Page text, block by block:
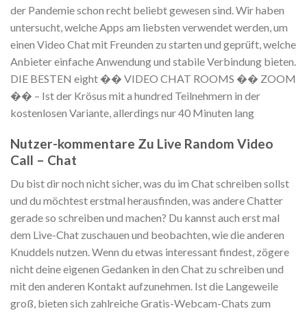
der Pandemie schon recht beliebt gewesen sind. Wir haben
untersucht, welche Apps am liebsten verwendet werden, um
einen Video Chat mit Freunden zu starten und geprüft, welche
Anbieter einfache Anwendung und stabile Verbindung bieten.
DIE BESTEN eight �� VIDEO CHAT ROOMS �� ZOOM
�� – Ist der Krösus mit a hundred Teilnehmern in der
kostenlosen Variante, allerdings nur 40 Minuten lang
Nutzer-kommentare Zu Live Random Video
Call – Chat
Du bist dir noch nicht sicher, was du im Chat schreiben sollst
und du möchtest erstmal herausfinden, was andere Chatter
gerade so schreiben und machen? Du kannst auch erst mal
dem Live-Chat zuschauen und beobachten, wie die anderen
Knuddels nutzen. Wenn du etwas interessant findest, zögere
nicht deine eigenen Gedanken in den Chat zu schreiben und
mit den anderen Kontakt aufzunehmen. Ist die Langeweile
groß, bieten sich zahlreiche Gratis-Webcam-Chats zum